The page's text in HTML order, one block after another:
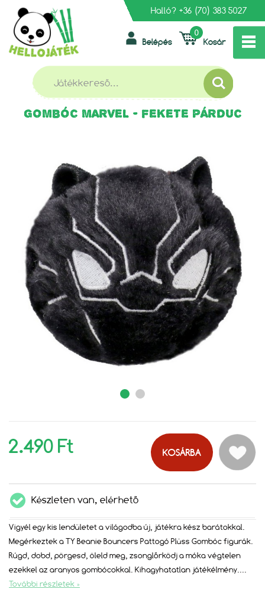
Halló? +36 (70) 383 5027
Kosár
0
Belépés
FŐOLDAL PLÜSS FIGURÁK »
TY BEANIE BOUNCERS PATTOGÓ PLÜSS GOMBÓC MARVEL -
TY BEANIE BOUNCERS PATTOGÓ PLÜSS
GOMBÓC MARVEL - FEKETE PÁRDUC
2.490 Ft KOSÁRBA
Készleten van, elérhető
Vigyél egy kis lendületet a világodba új, játékra kész barátokkal.
Megérkeztek a TY Beanie Bouncers Pattogó Plüss Gombóc figurák.
Rúgd, dobd, pörgesd, öleld meg, zsonglőrködj a móka végtelen
ezekkel az aranyos gombócokkal. Kihagyhatatlan játékélmény.
További részletek »